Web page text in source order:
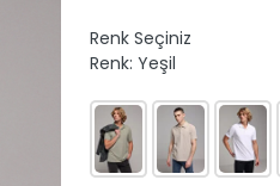
Renk Seçiniz
Renk: Yeşil